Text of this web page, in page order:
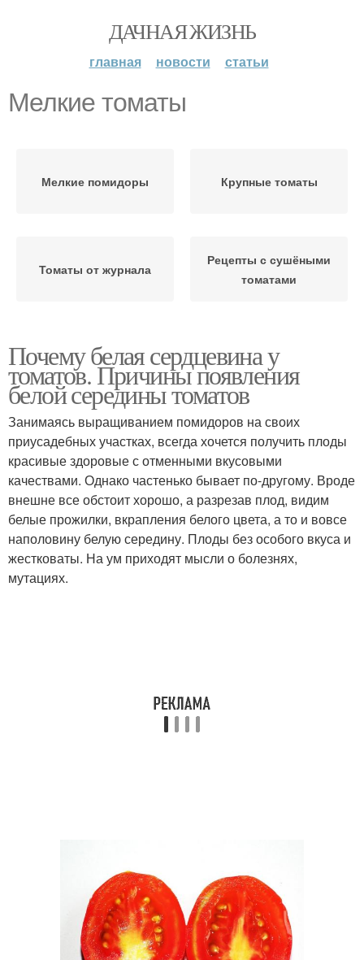
ДАЧНАЯ ЖИЗНЬ
главная новости статьи
Мелкие томаты
Мелкие помидоры Крупные томаты
Томаты от журнала
Рецепты с сушёными
томатами
Почему белая сердцевина у
томатов. Причины появления
белой середины томатов
Занимаясь выращиванием помидоров на своих
приусадебных участках, всегда хочется получить плоды
красивые здоровые с отменными вкусовыми
качествами. Однако частенько бывает по-другому. Вроде
внешне все обстоит хорошо, а разрезав плод, видим
белые прожилки, вкрапления белого цвета, а то и вовсе
наполовину белую середину. Плоды без особого вкуса и
жестковаты. На ум приходят мысли о болезнях,
мутациях.